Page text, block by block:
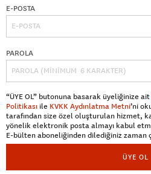
E-POSTA
PAROLA
“ÜYE OL” butonuna basarak üyeliğinize ait
Politikası ile KVKK Aydınlatma Metni’ni
tarafından size özel oluşturulan hizmet,
yönelik elektronik posta almayı kabul etmiş
E-bülten aboneliğinden dilediğiniz zaman
ÜYE OL